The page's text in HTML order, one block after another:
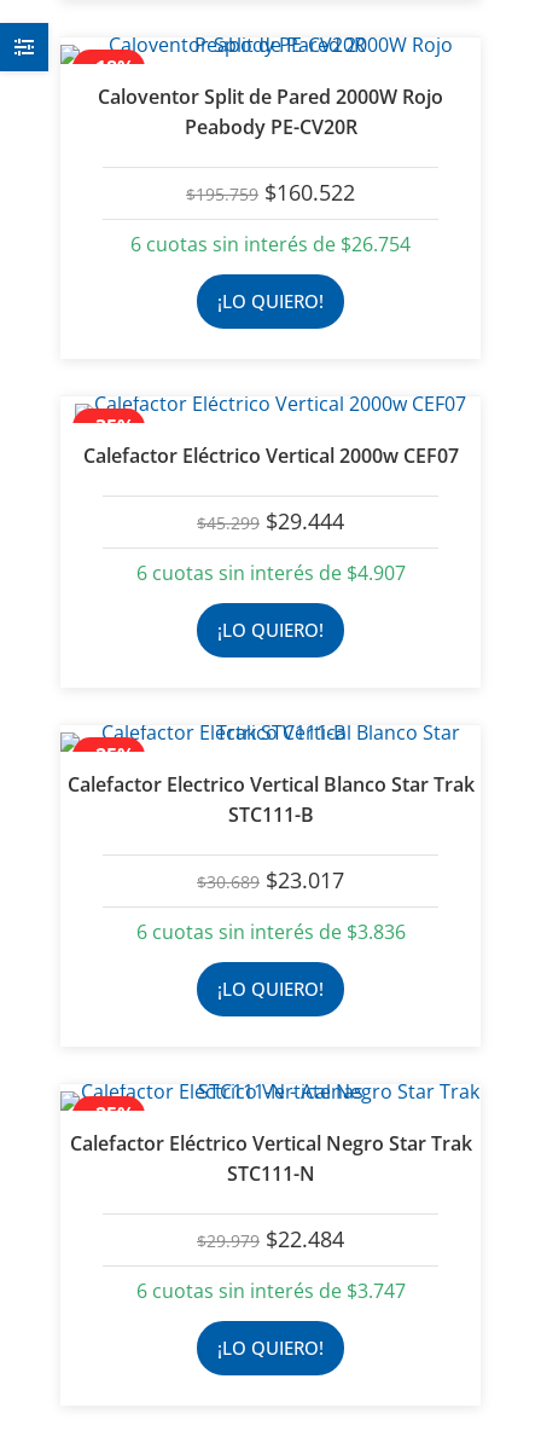
- 18%
Caloventor Split de Pared 2000W Rojo
Peabody PE-CV20R
$195.759 El
precio
original
$195.759.
$160.522
precio
actual
6 cuotas sin interés de $26.754
¡LO QUIERO!
- 35%
Calefactor Eléctrico Vertical 2000w CEF07
$45.299 El
precio
original
$45.299.
$29.444El
precio
actual
$29.444.
6 cuotas sin interés de $4.907
¡LO QUIERO!
- 25%
Calefactor Electrico Vertical Blanco Star Trak
STC111-B
$30.689 El
precio
original
$30.689.
$23.017El
precio
actual
$23.017.
6 cuotas sin interés de $3.836
¡LO QUIERO!
- 25%
Calefactor Eléctrico Vertical Negro Star Trak
STC111-N
$29.979 El
precio
original
$29.979.
$22.484El
precio
actual
$22.484.
6 cuotas sin interés de $3.747
¡LO QUIERO!